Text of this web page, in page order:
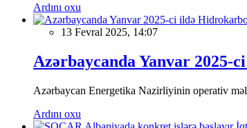
Ardını oxu
13 Fevral 2025, 14:07
Azərbaycanda Yanvar 2025-
Azərbaycan Energetika Nazirliyinin operativ
Ardını oxu